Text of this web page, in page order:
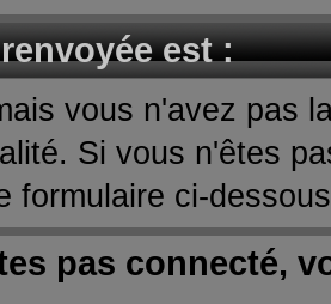
est :
vous n'avez pas
Si vous n'êtes
formulaire ci-
pas connecté,